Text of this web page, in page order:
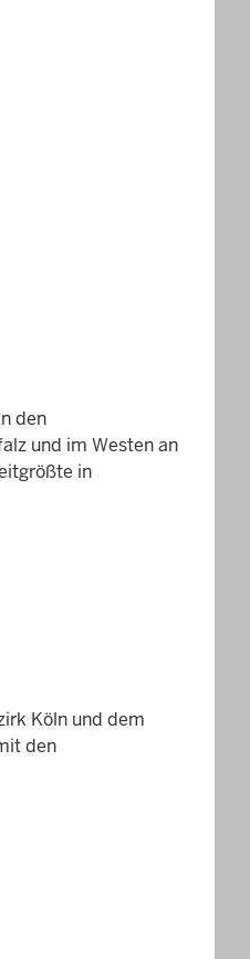
den
und im Westen an
in
Köln und dem
den